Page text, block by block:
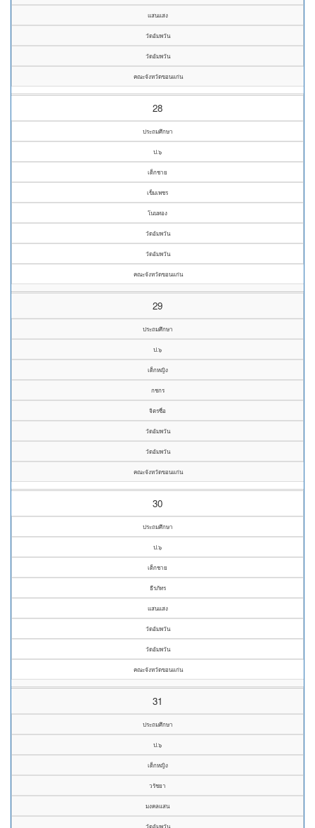
แสนแสง
วัดอัมพวัน
วัดอัมพวัน
คณะจังหวัดขอนแก่น
28
ประถมศึกษา
ป.๖
เด็กชาย
เข็มเพชร
โนนทอง
วัดอัมพวัน
วัดอัมพวัน
คณะจังหวัดขอนแก่น
29
ประถมศึกษา
ป.๖
เด็กหญิง
กชกร
จิตรซื่อ
วัดอัมพวัน
วัดอัมพวัน
คณะจังหวัดขอนแก่น
30
ประถมศึกษา
ป.๖
เด็กชาย
ธีรภัทร
แสนแสง
วัดอัมพวัน
วัดอัมพวัน
คณะจังหวัดขอนแก่น
31
ประถมศึกษา
ป.๖
เด็กหญิง
วรัชยา
มงคลแสน
วัดอัมพวัน